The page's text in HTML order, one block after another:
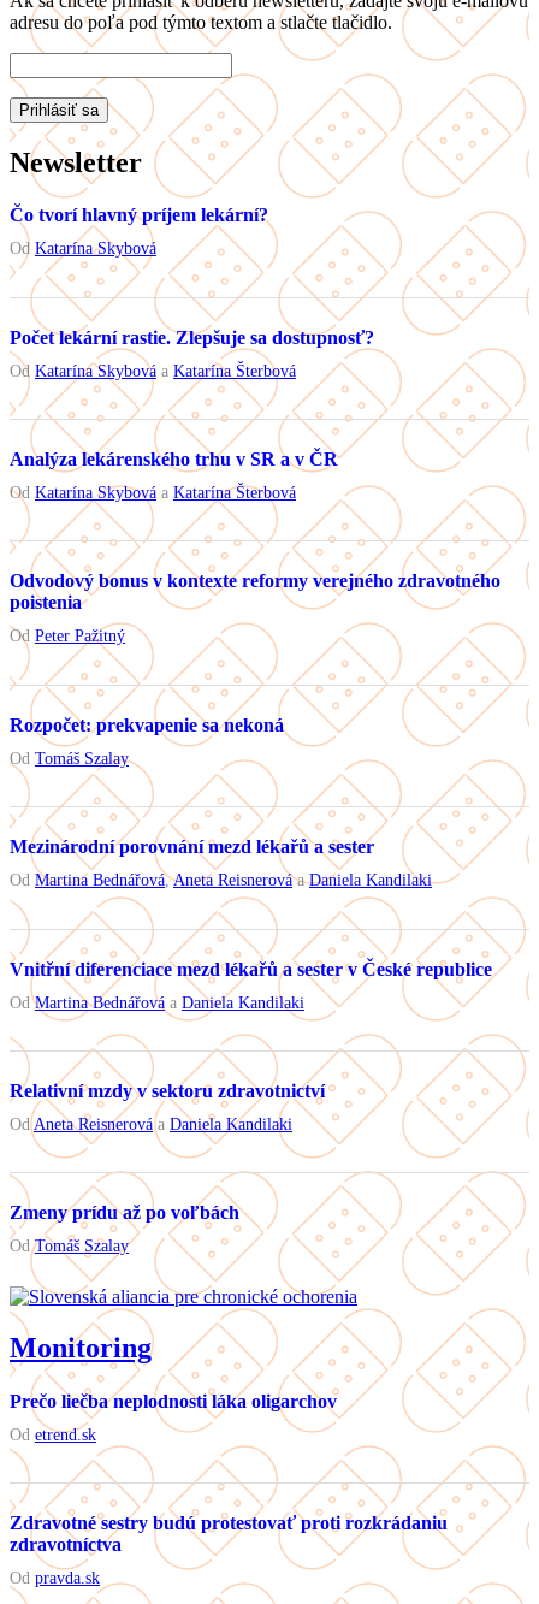
adresu do poľa pod týmto textom a stlačte tlačidlo.
Newsletter
Čo tvorí hlavný príjem lekární?
Od Katarína Skybová
Počet lekární rastie. Zlepšuje sa dostupnosť?
Od Katarína Skybová a Katarína Šterbová
Analýza lekárenského trhu v SR a v ČR
Od Katarína Skybová a Katarína Šterbová
Odvodový bonus v kontexte reformy verejného zdravotného
poistenia
Od Peter Pažitný
Rozpočet: prekvapenie sa nekoná
Od Tomáš Szalay
Mezinárodní porovnání mezd lékařů a sester
Od Martina Bednářová,Aneta ReisnerováaDaniela Kandilaki
Vnitřní diferenciace mezd lékařů a sester v České republice
OdMartina Bednářová a Daniela Kandilaki
Relativní mzdy v sektoru zdravotnictví
OdAneta Reisnerováa Daniela Kandilaki
Zmeny prídu až po voľbách
OdTomáš Szalay
Monitoring
Prečo liečba neplodnosti láka oligarchov
Od etrend.sk
Zdravotné sestry budú protestovať proti rozkrádaniu
zdravotníctva
Od pravda.sk